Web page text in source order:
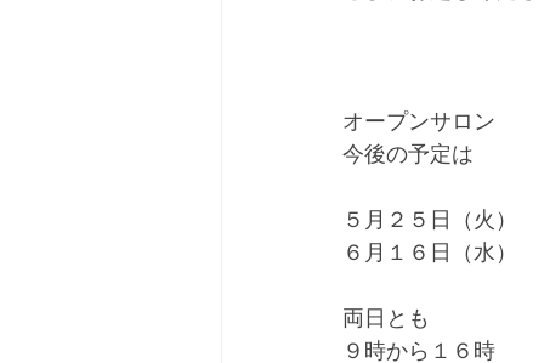
オープンサロン
今後の予定は
５月２５日（火）
６月１６日（水）
両日とも
９時から１６時